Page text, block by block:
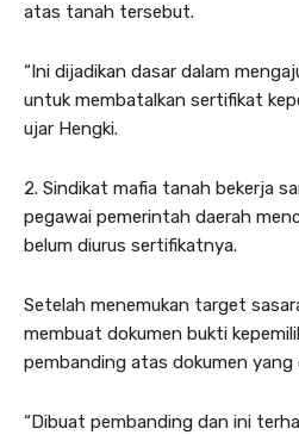
atas tanah tersebut.
“Ini dijadikan dasar dalam
untuk membatalkan sertifikat
ujar Hengki.
2. Sindikat mafia tanah bekerja
pegawai pemerintah daerah
belum diurus sertifikatnya.
Setelah menemukan target
membuat dokumen bukti
pembanding atas dokumen yang
“Dibuat pembanding dan ini